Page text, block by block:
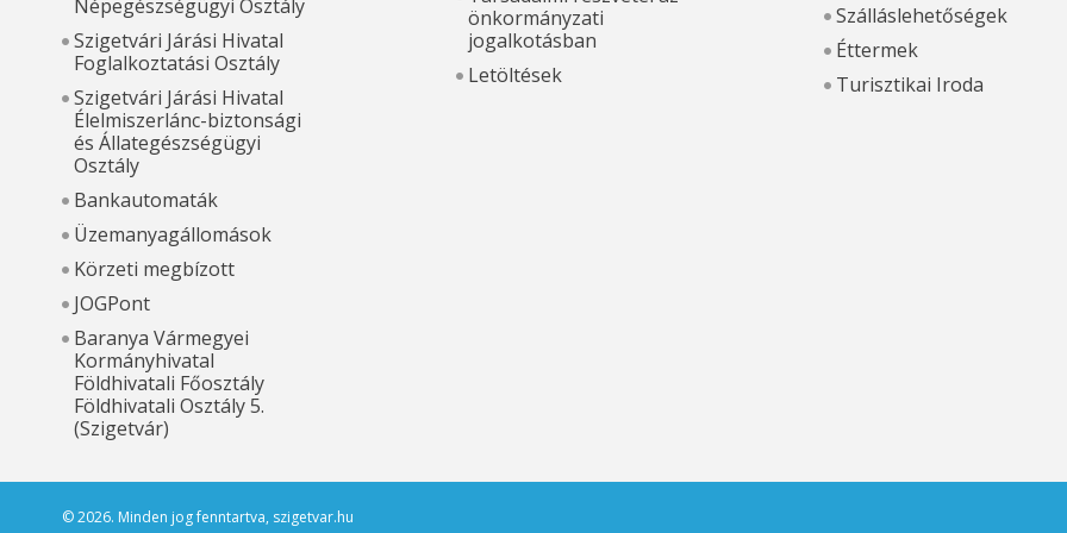
Népegészségügyi Osztály
Szigetvári Járási Hivatal
Foglalkoztatási Osztály
Szigetvári Járási Hivatal
Élelmiszerlánc-biztonsági
és Állategészségügyi
Osztály
Bankautomaták
Üzemanyagállomások
Körzeti megbízott
JOGPont
Baranya Vármegyei
Kormányhivatal
Földhivatali Főosztály
Földhivatali Osztály 5.
(Szigetvár)
önkormányzati
jogalkotásban
Letöltések
Szálláslehetőségek
Éttermek
Turisztikai Iroda
© 2026. Minden jog fenntartva, szigetvar.hu